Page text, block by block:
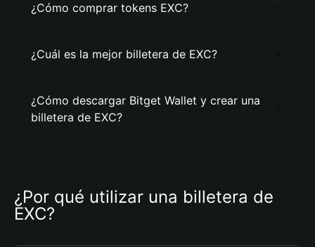
¿Cómo comprar tokens EXC?
¿Cuál es la mejor billetera de EXC?
¿Cómo descargar Bitget Wallet y crear una
billetera de EXC?
¿Por qué utilizar una billetera de
EXC?